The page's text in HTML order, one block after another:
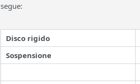
segue:
Disco rigido
Sospensione